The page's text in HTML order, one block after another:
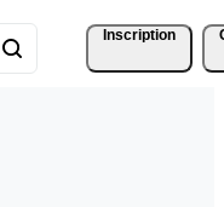
Inscription